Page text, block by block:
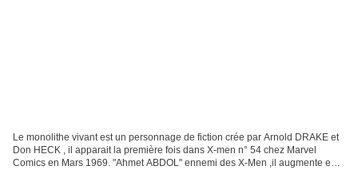
Le monolithe vivant est un personnage de fiction crée par Arnold DRAKE et
Don HECK , il apparait la première fois dans X-men n° 54 chez Marvel
Comics en Mars 1969. "Ahmet ABDOL" ennemi des X-Men ,il augmente en